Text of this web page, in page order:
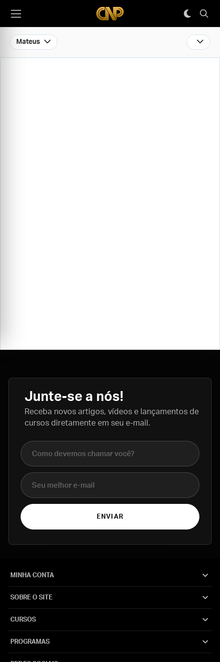
Mateus
Junte-se a nós!
Receba novos artigos, vídeos e lançamentos de
cursos diretamente em seu e-mail.
Nome completo
E-mail
ENVIAR
MINHA CONTA
SOBRE O SITE
CURSOS
PROGRAMAS